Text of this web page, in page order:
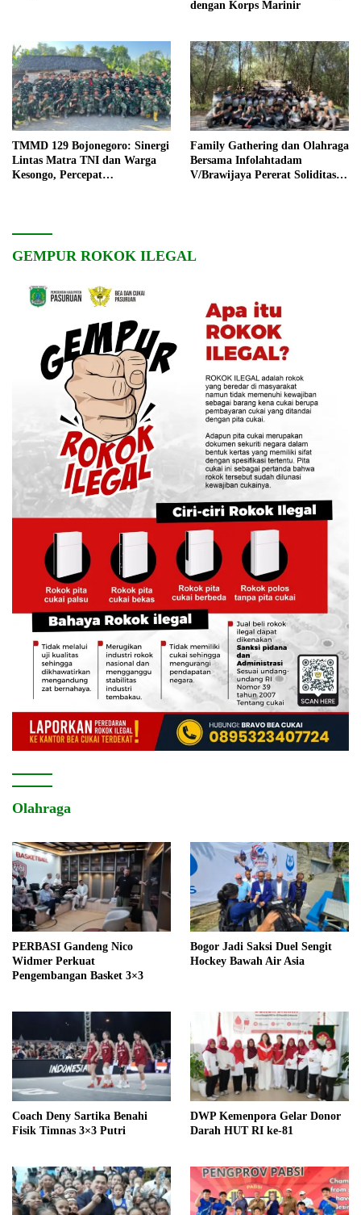
dengan Korps Marinir
TMMD 129 Bojonegoro: Sinergi
Lintas Matra TNI dan Warga
Kesongo, Percepat
Family Gathering dan Olahraga
Bersama Infolahtadam
V/Brawijaya Pererat Soliditas
GEMPUR ROKOK ILEGAL
Olahraga
PERBASI Gandeng Nico
Widmer Perkuat
Pengembangan Basket 3×3
Bogor Jadi Saksi Duel Sengit
Hockey Bawah Air Asia
Coach Deny Sartika Benahi
Fisik Timnas 3×3 Putri
DWP Kemenpora Gelar Donor
Darah HUT RI ke-81